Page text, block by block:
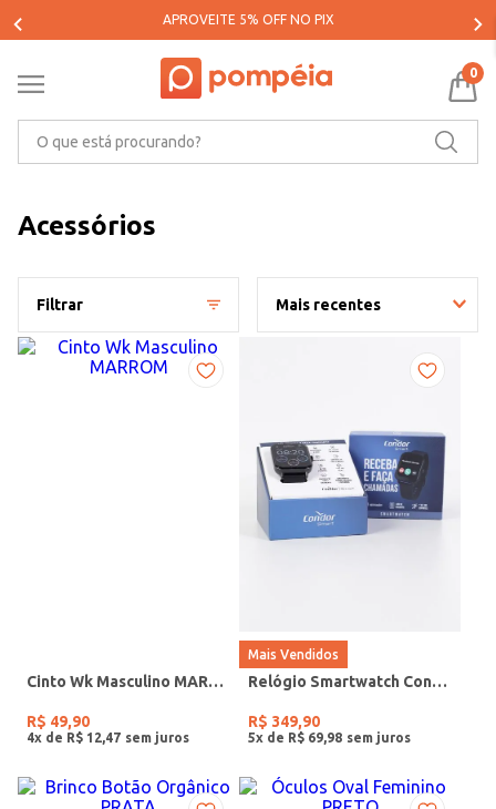
PARCELE SUAS COMPRAS EM ATÉ 5X SEM JUROS*
0
Acessórios
Filtrar Mais recentes
Cinto Wk Masculino MARROM
R$ 49,90
4x de R$ 12 47
Mais Vendidos
Relógio Smartwatch Condor PRETO
R$ 349,90
5x de R$ 69 98